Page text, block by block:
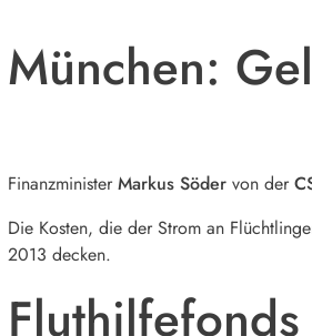
München:
Finanzminister Markus Söder von der
Die Kosten, die der Strom an
2013 decken.